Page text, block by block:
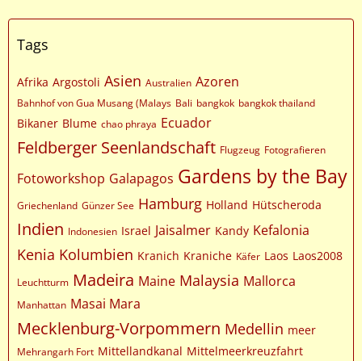
Tags
Afrika Argostoli Asien Australien Azoren
Bahnhof von Gua Musang (Malays Bali bangkok bangkok thailand
Bikaner Blume chao phraya Ecuador
Feldberger Seenlandschaft Flugzeug Fotografieren
Fotoworkshop Galapagos Gardens by the Bay
Griechenland Günzer See Hamburg Holland Hütscheroda
Indien Indonesien Israel Jaisalmer Kandy Kefalonia
Kenia Kolumbien Kranich Kraniche Käfer Laos Laos2008
Leuchtturm Madeira Maine Malaysia Mallorca
Manhattan Masai Mara
Mecklenburg-Vorpommern Medellin meer
Mehrangarh Fort Mittellandkanal Mittelmeerkreuzfahrt